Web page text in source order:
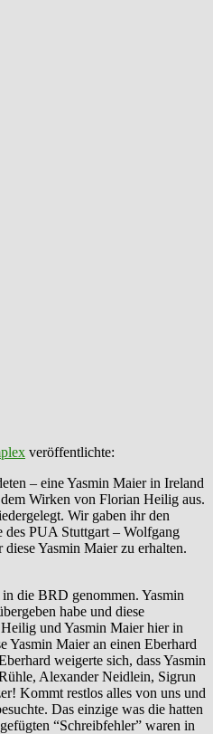
veröffentlichte:
– eine Yasmin Maier in Ireland
Wirken von Florian Heilig aus.
Wir gaben ihr den
des PUA Stuttgart – Wolfgang
Yasmin Maier zu erhalten.
die BRD genommen. Yasmin
habe und diese
und Yasmin Maier hier in
Yasmin Maier an einen Eberhard
weigerte sich, dass Yasmin
Alexander Neidlein, Sigrun
Kommt restlos alles von uns und
Das einzige was die hatten
“Schreibfehler” waren in